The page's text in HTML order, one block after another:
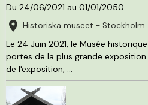
Du 24/06/2021 au 01/01/2050
Historiska museet - Stockholm
Le 24 Juin 2021, le Musée
portes de la plus grande
de l'exposition, ...